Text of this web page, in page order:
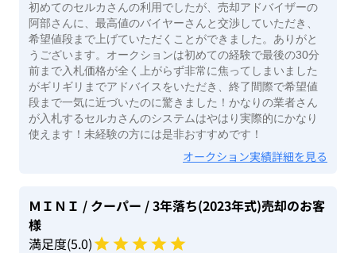
初めてのセルカさんの利用でしたが、売却アドバイザーの
阿部さんに、最高値のバイヤーさんと交渉していただき、
希望値段まで上げていただくことができました。ありがと
うございます。オークションは初めての経験で最後の30分
前まで入札価格が全く上がらず非常に焦ってしまいました
がギリギリまでアドバイスをいただき、終了間際で希望値
段まで一気に近づいたのに驚きました！かなりの業者さん
が入札するセルカさんのシステムはやはり実際的にかなり
使えます！未経験の方には是非おすすめです！
オークション実績詳細を見る
ＭＩＮＩ / クーパー / 3年落ち(2023年式)売却のお客
様
満足度(5.0)